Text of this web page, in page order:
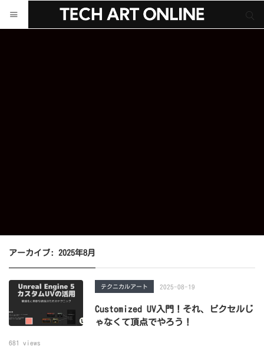
アーカイブ: 2025年8月
テクニカルアート 2025-08-19
Customized UV入門！それ、ピクセルじ
ゃなくて頂点でやろう！
681 views